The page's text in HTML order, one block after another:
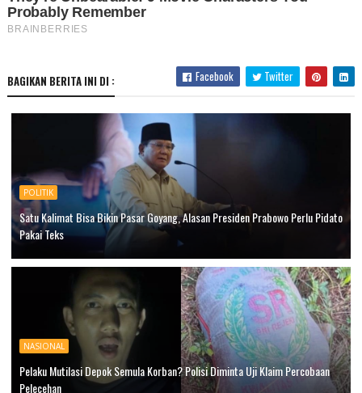
BAGIKAN BERITA INI DI : Facebook Twitter
POLITIK
Satu Kalimat Bisa Bikin Pasar Goyang, Alasan Presiden Prabowo Perlu Pidato
Pakai Teks
NASIONAL
Pelaku Mutilasi Depok Semula Korban? Polisi Diminta Uji Klaim Percobaan
Pelecehan